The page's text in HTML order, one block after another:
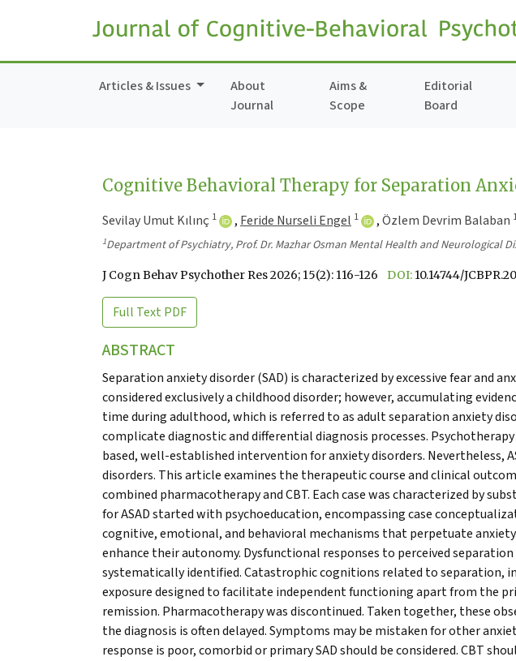
Articles & Issues
About
Journal
Aims &
Scope
Editorial
Board
Cognitive Behavioral Therapy for Separation
Sevilay Umut Kılınç 1 , Feride Nurseli Engel 1 ,Özlem Devrim Balaban
1Department of Psychiatry, Prof. Dr. Mazhar Osman Mental Health and Neurological
J Cogn Behav Psychother Res 2026; 15(2): 116-126 DOI: 10.14744/
Full Text PDF
ABSTRACT
Separation anxiety disorder (SAD) is characterized by excessive fear
considered exclusively a childhood disorder; however, accumulating
time during adulthood, which is referred to as adult separation anxiety
complicate diagnostic and differential diagnosis processes.
based, well-established intervention for anxiety disorders.
disorders. This article examines the therapeutic course and clinical
combined pharmacotherapy and CBT. Each case was characterized by
for ASAD started with psychoeducation, encompassing case
cognitive, emotional, and behavioral mechanisms that perpetuate
enhance their autonomy. Dysfunctional responses to perceived
systematically identified. Catastrophic cognitions related to separation,
exposure designed to facilitate independent functioning apart from the
remission. Pharmacotherapy was discontinued. Taken together, these
the diagnosis is often delayed. Symptoms may be mistaken for other
response is poor, comorbid or primary SAD should be considered. CBT